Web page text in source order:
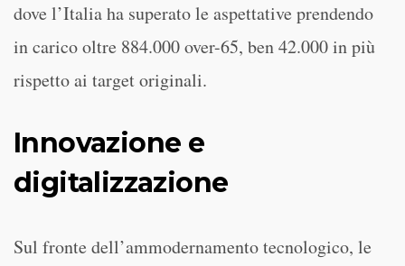
dove l’Italia ha superato le aspettative prendendo
in carico oltre 884.000 over-65, ben 42.000 in più
rispetto ai target originali.
Innovazione e
digitalizzazione
Sul fronte dell’ammodernamento tecnologico, le